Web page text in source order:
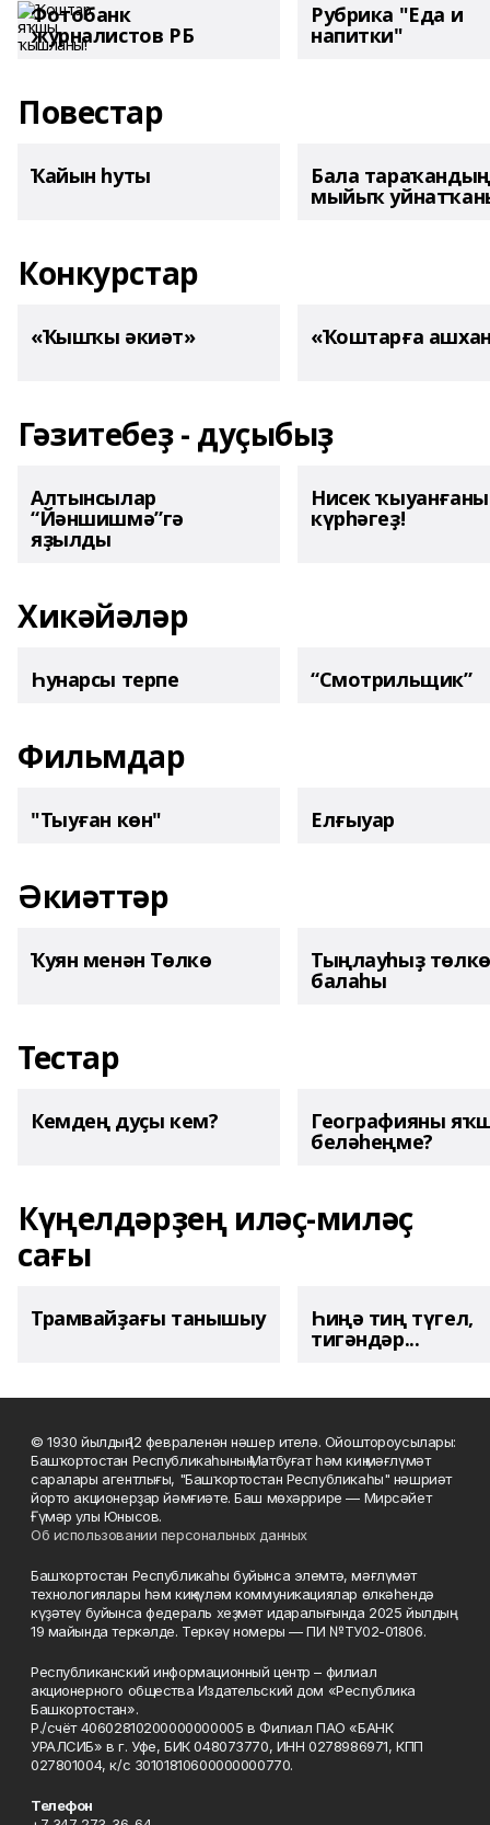
Фотобанк
журналистов РБ
Рубрика "Еда и
напитки"
Повестар
Ҡайын һуты Бала тараҡандың
мыйыҡ
Конкурстар
«Ҡышҡы әкиәт» «Ҡоштарға
Гәзитебеҙ - дуҫыбыҙ
Алтынсылар
“Йәншишмә”гә
яҙылды
Нисек
күрһәгеҙ!
Хикәйәләр
Һунарсы терпе “Смотрильщик”
Фильмдар
"Тыуған көн" Елғыуар
Әкиәттәр
Ҡуян менән Төлкө Тыңлауһыҙ төлкө
балаһы
Тестар
Кемдең дуҫы кем? Географияны
беләһеңме?
Күңелдәрҙең иләҫ-миләҫ
сағы
Трамвайҙағы танышыу Һиңә тиң түгел,
тигәндәр...
© 1930 йылдың 12 февраленән нәшер ителә. Ойоштороусылары:
Башҡортостан Республикаһының Матбуғат һәм киң мәғлүмәт
саралары агентлығы, "Башҡортостан Республикаһы" нәшриәт
йорто акционерҙар йәмғиәте. Баш мөхәррире — Мирсәйет
Ғүмәр улы Юнысов.
Об использовании персональных данных
Башҡортостан Республикаһы буйынса элемтә, мәғлүмәт
технологиялары һәм киңкүләм коммуникациялар өлкәһендә
күҙәтеү буйынса федераль хеҙмәт идаралығында 2025 йылдың
19 майында теркәлде. Теркәү номеры — ПИ №ТУ02-01806.
Республиканский информационный центр – филиал
акционерного общества Издательский дом «Республика
Башкортостан».
Р./счёт 40602810200000000005 в Филиал ПАО «БАНК
УРАЛСИБ» в г. Уфе, БИК 048073770, ИНН 0278986971, КПП
027801004, к/с 30101810600000000770.
Телефон